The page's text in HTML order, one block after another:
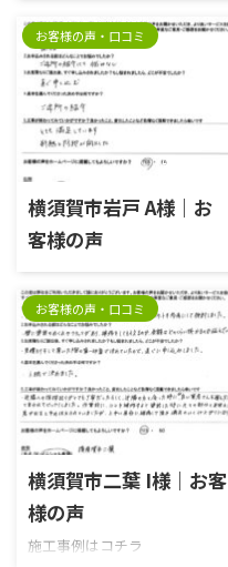
お客様の声・口コミ
横須賀市岩戸 A様｜お
客様の声
お客様の声・口コミ
横須賀市二葉 I様｜お客
様の声
施工事例はコチラ